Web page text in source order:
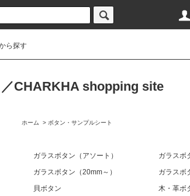
ら探す
CHARKHA shopping site
ホーム > ボタン・サンプルシート
ガラスボタン（アソート） ガラスボ
ガラスボタン（20mm～）
ガラスボ
貝ボタン
木・革ボ